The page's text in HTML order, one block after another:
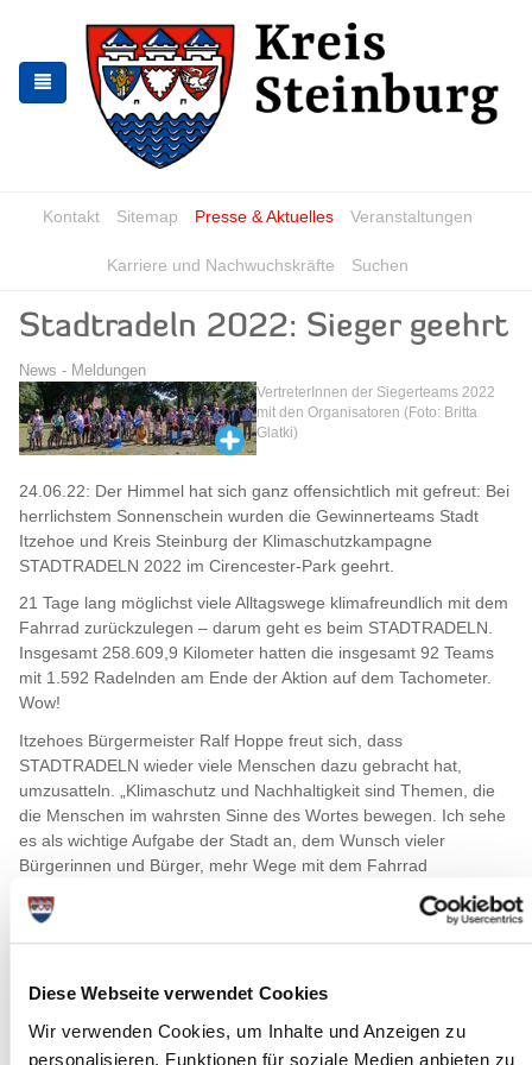
Diese Webseite verwendet Cookies
Wir verwenden Cookies, um Inhalte und Anzeigen zu
personalisieren, Funktionen für soziale Medien anbieten zu
the
navigation
the
content
Kontakt Sitemap Presse & Aktuelles Veranstaltungen
Karriere und Nachwuchskräfte Suchen
Stadtradeln 2022: Sieger geehrt
News - Meldungen
VertreterInnen der Siegerteams 2022
mit den Organisatoren (Foto: Britta
Glatki)
24.06.22: Der Himmel hat sich ganz offensichtlich mit gefreut: Bei
herrlichstem Sonnenschein wurden die Gewinnerteams Stadt
Itzehoe und Kreis Steinburg der Klimaschutzkampagne
STADTRADELN 2022 im Cirencester-Park geehrt.
21 Tage lang möglichst viele Alltagswege klimafreundlich mit dem
Fahrrad zurückzulegen – darum geht es beim STADTRADELN.
Insgesamt 258.609,9 Kilometer hatten die insgesamt 92 Teams
mit 1.592 Radelnden am Ende der Aktion auf dem Tachometer.
Wow!
Itzehoes Bürgermeister Ralf Hoppe freut sich, dass
STADTRADELN wieder viele Menschen dazu gebracht hat,
umzusatteln. „Klimaschutz und Nachhaltigkeit sind Themen, die
die Menschen im wahrsten Sinne des Wortes bewegen. Ich sehe
es als wichtige Aufgabe der Stadt an, dem Wunsch vieler
Bürgerinnen und Bürger, mehr Wege mit dem Fahrrad
Rechnung zu tragen“, so Hoppe. „Natürlich kann man über die
Vorteile des Radfahrens viel erzählen“, meint Peter Labendowicz,
überzeugt man sich selbst, wenn man einfach mal öfter aufs Rad
Die zahlreichen Teams, die in diesem Jahr im Kreis Steinburg bei